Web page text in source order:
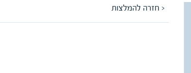
< חזרה להמלצות